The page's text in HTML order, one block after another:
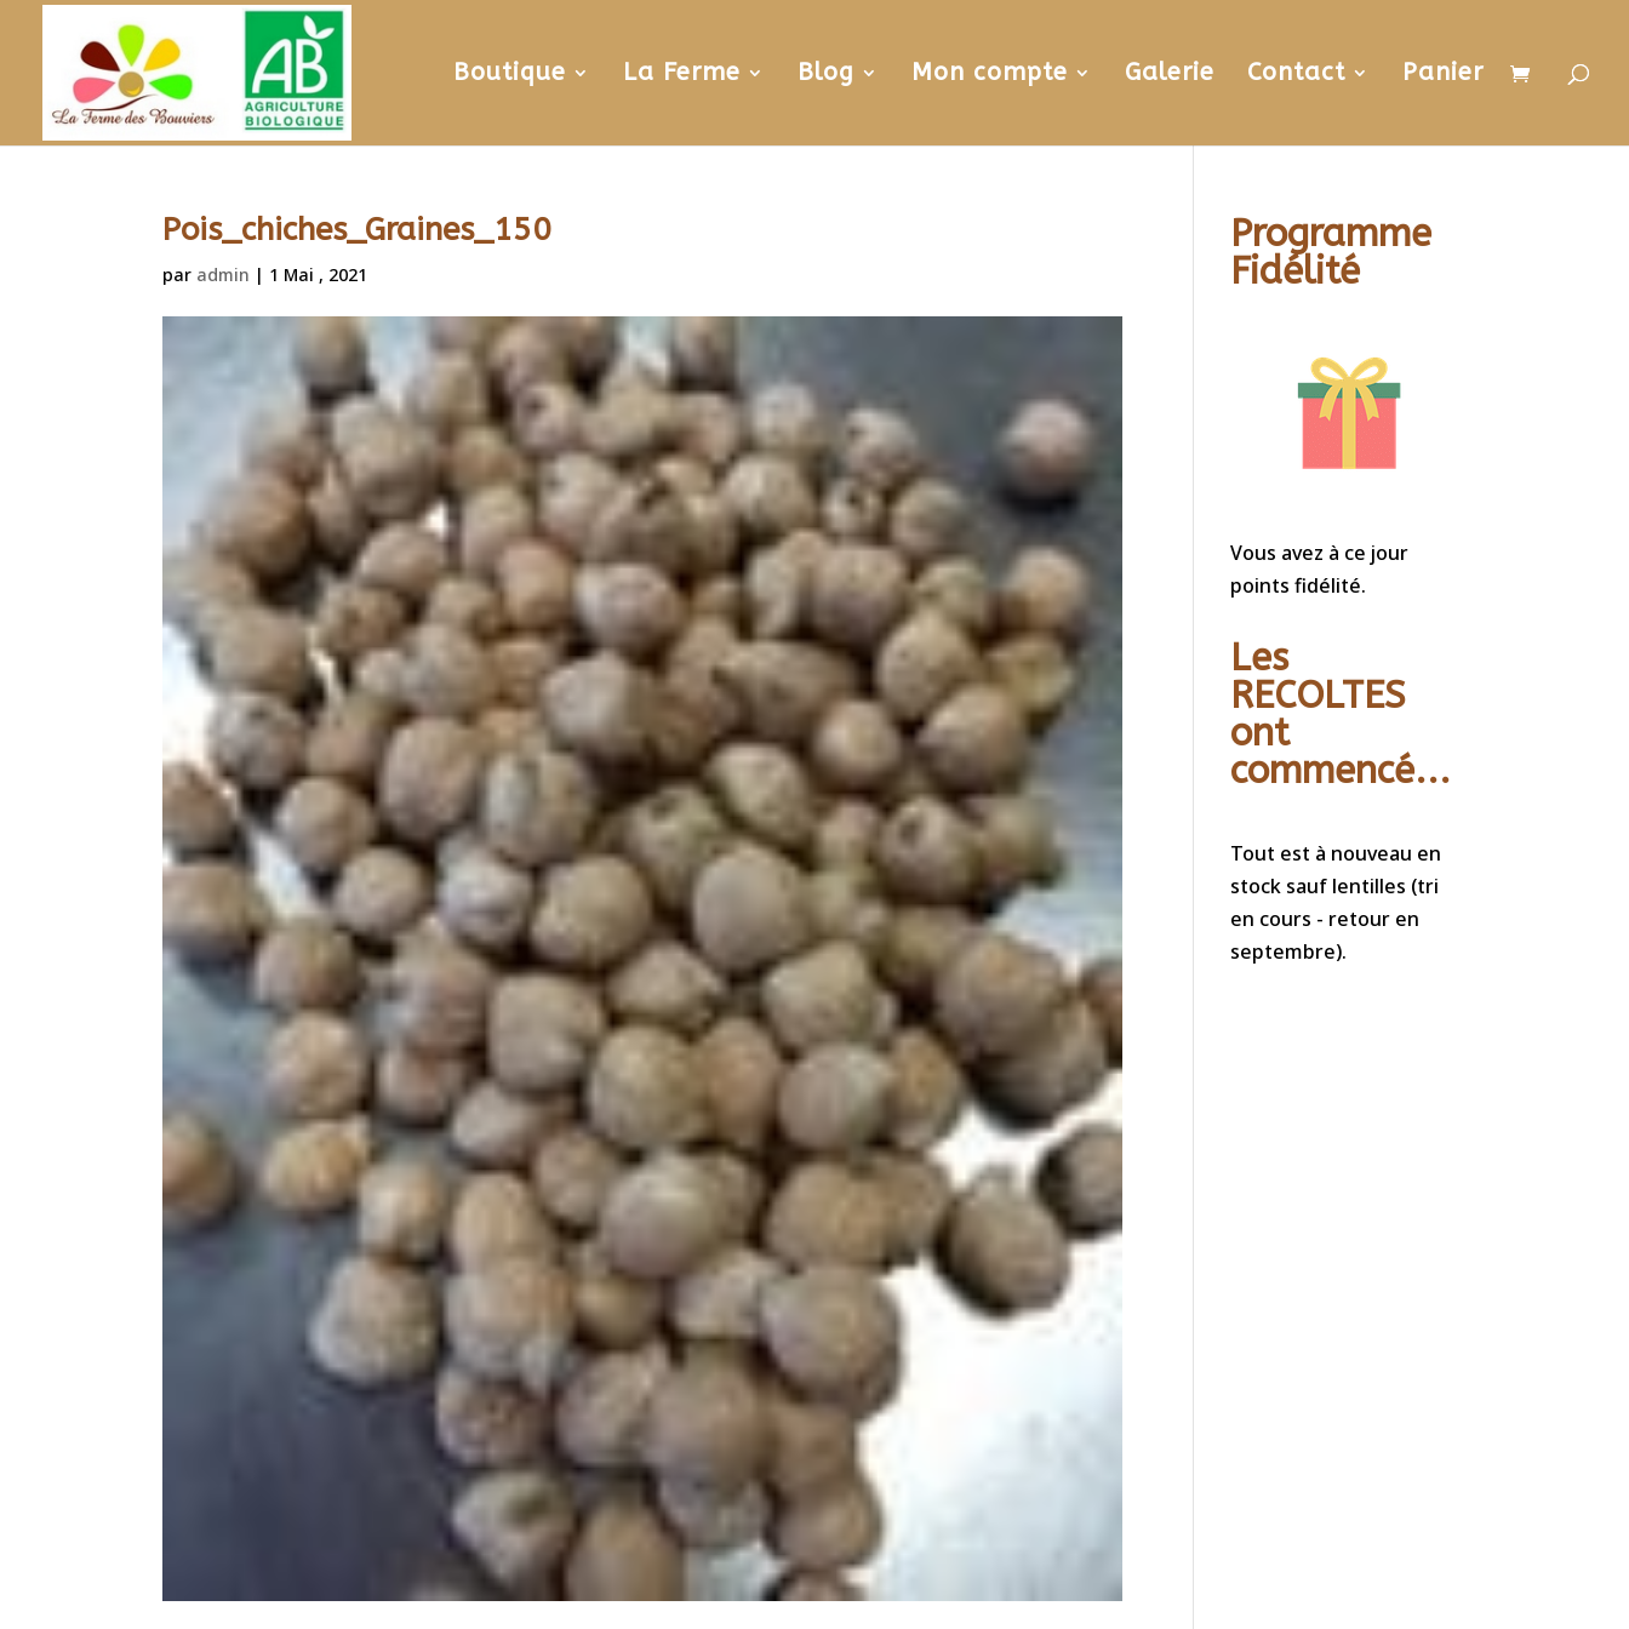
Boutique La Ferme Blog Mon compte Galerie Contact Panier
Pois_chiches_Graines_150
par admin | 1 Mai , 2021
Programme
Fidélité
Vous avez à ce jour
points fidélité.
Les
RECOLTES
ont
commencé...
Tout est à nouveau en
stock sauf lentilles (tri
en cours - retour en
septembre).